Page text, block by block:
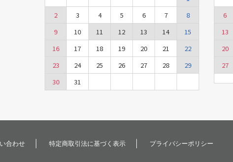
2
3 4 5 6 7
8
9
10 11 12 13 14
15
16
17 18 19 20 21
22
23
24 25 26 27 28
29
30
31
6
13
20
27
合わせ 特定商取引法に基づく表示 プライバシーポリシー